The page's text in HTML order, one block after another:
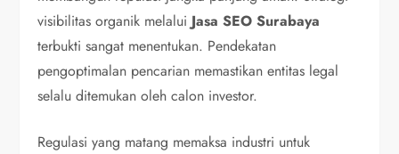
visibilitas organik melalui Jasa SEO Surabaya
terbukti sangat menentukan. Pendekatan
pengoptimalan pencarian memastikan entitas legal
selalu ditemukan oleh calon investor.
Regulasi yang matang memaksa industri untuk